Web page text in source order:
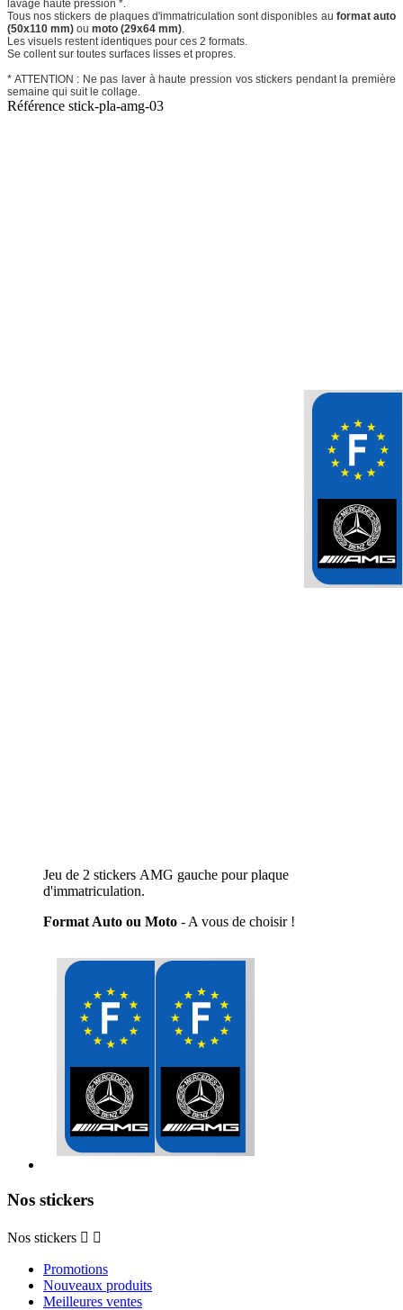
lavage haute pression *.
Tous nos stickers de plaques d'immatriculation sont disponibles au format auto
(50x110 mm) ou moto (29x64 mm).
Les visuels restent identiques pour ces 2 formats.
Se collent sur toutes surfaces lisses et propres.
* ATTENTION : Ne pas laver à haute pression vos stickers pendant la première
semaine qui suit le collage.
Référence stick-pla-amg-03
Jeu de 2 stickers AMG gauche pour plaque
d'immatriculation.
Format Auto ou Moto - A vous de choisir !
Nos stickers
Nos stickers  
Promotions
Nouveaux produits
Meilleures ventes